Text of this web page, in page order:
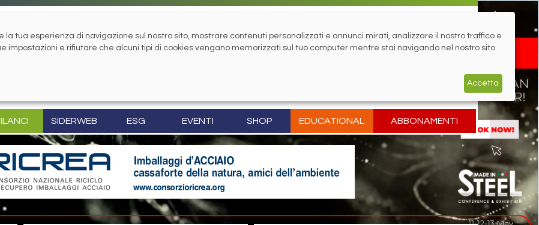
SIDERWEB ESG EVENTI SHOP EDUCATIONAL ABBONAMENTI
tua esperienza di navigazione sul nostro sito, mostrare contenuti personalizzati e annunci mirati, analizzare il nostro traffico e
impostazioni e rifiutare che alcuni tipi di cookies vengano memorizzati sul tuo computer mentre stai navigando nel nostro sito
Accetta